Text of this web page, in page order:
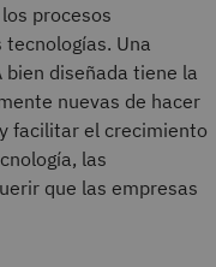
procesos
Una
diseñada tiene la
nuevas de hacer
facilitar el crecimiento
las
que las empresas